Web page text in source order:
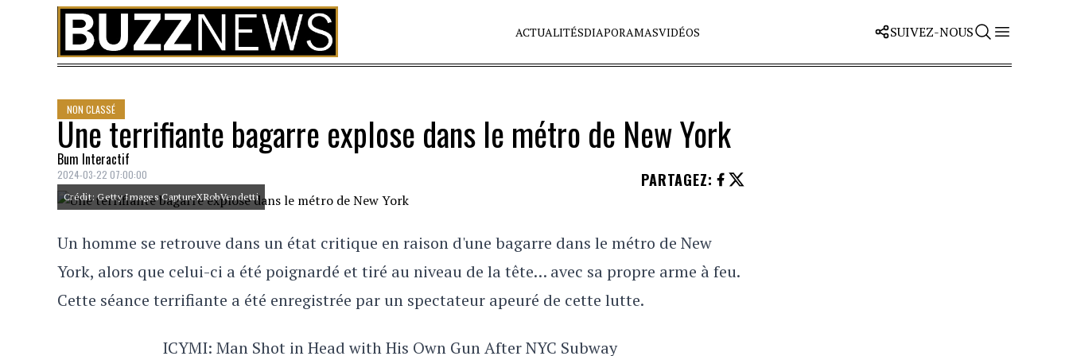
Skip to content
ACTUALITÉSDIAPORAMASVIDÉOS SUIVEZ-NOUS
NON CLASSÉ
Une terrifiante bagarre explose dans le métro de New York
Bum Interactif
2024-03-22 07:00:00 PARTAGEZ:
Crédit: Getty Images CaptureXRobVendetti
Un homme se retrouve dans un état critique en raison d'une bagarre dans le métro de New
York, alors que celui-ci a été poignardé et tiré au niveau de la tête… avec sa propre arme à feu.
Cette séance terrifiante a été enregistrée par un spectateur apeuré de cette lutte.
ICYMI: Man Shot in Head with His Own Gun After NYC Subway